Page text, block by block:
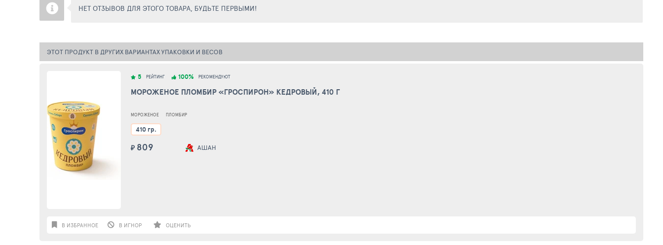
НЕТ ОТЗЫВОВ ДЛЯ ЭТОГО ТОВАРА, БУДЬТЕ ПЕРВЫМИ!
ЭТОТ ПРОДУКТ В ДРУГИХ ВАРИАНТАХ УПАКОВКИ И ВЕСОВ
5 РЕЙТИНГ 100% РЕКОМЕНДУЮТ
МОРОЖЕНОЕ ПЛОМБИР «ГРОСПИРОН» КЕДРОВЫЙ, 410 Г
МОРОЖЕНОЕ ПЛОМБИР
410 гр.
₽ 809 АШАН
В ИЗБРАННОЕ В ИГНОР ОЦЕНИТЬ